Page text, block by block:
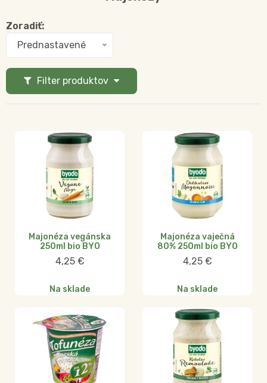
Filter produktov
Zoradiť:
Prednastavené
Majonéza vegánska
250ml bio BYO
4,25 €
Na sklade
Majonéza vaječná
80% 250ml bio BYO
4,25 €
Na sklade